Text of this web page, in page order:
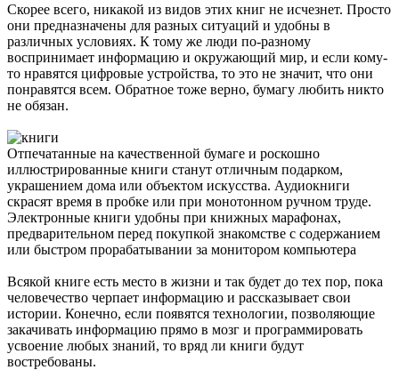
Скорее всего, никакой из видов этих книг не исчезнет. Просто
они предназначены для разных ситуаций и удобны в
различных условиях. К тому же люди по-разному
воспринимает информацию и окружающий мир, и если кому-
то нравятся цифровые устройства, то это не значит, что они
понравятся всем. Обратное тоже верно, бумагу любить никто
не обязан.
Отпечатанные на качественной бумаге и роскошно
иллюстрированные книги станут отличным подарком,
украшением дома или объектом искусства. Аудиокниги
скрасят время в пробке или при монотонном ручном труде.
Электронные книги удобны при книжных марафонах,
предварительном перед покупкой знакомстве с содержанием
или быстром прорабатывании за монитором компьютера
Всякой книге есть место в жизни и так будет до тех пор, пока
человечество черпает информацию и рассказывает свои
истории. Конечно, если появятся технологии, позволяющие
закачивать информацию прямо в мозг и программировать
усвоение любых знаний, то вряд ли книги будут
востребованы.